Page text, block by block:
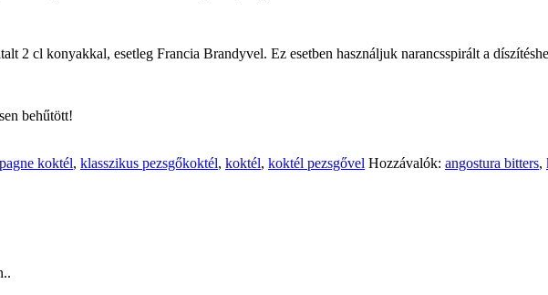
2 cl konyakkal, esetleg Francia Brandyvel. Ez esetben használjuk narancsspirált a
behűtött!
koktél, klasszikus pezsgőkoktél, koktél, koktél pezsgővel Hozzávalók: angostura bitters,